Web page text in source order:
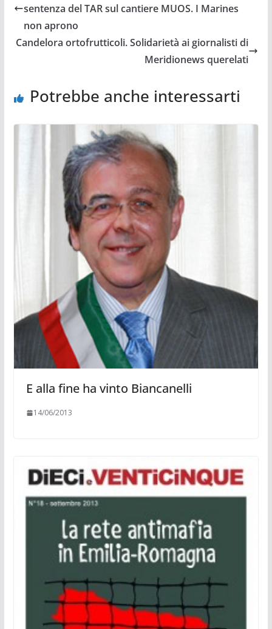
sentenza del TAR sul cantiere MUOS. I Marines
non aprono
Candelora ortofrutticoli. Solidarietà ai giornalisti di
Meridionews querelati
Potrebbe anche interessarti
E alla fine ha vinto Biancanelli
14/06/2013